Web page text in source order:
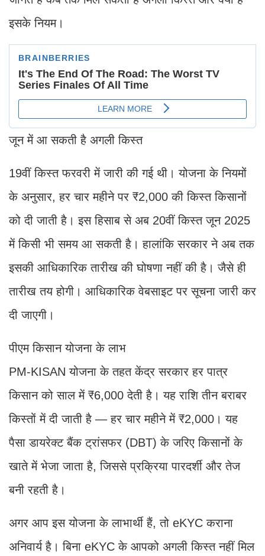
इसके नियम।
जून में आ सकती है अगली किस्त
19वीं किस्त फरवरी में जारी की गई थी। योजना के नियमों
के अनुसार, हर चार महीने पर ₹2,000 की किस्त किसानों
को दी जाती है। इस हिसाब से अब 20वीं किस्त जून 2025
में किसी भी समय आ सकती है। हालांकि सरकार ने अब तक
इसकी आधिकारिक तारीख की घोषणा नहीं की है। जैसे ही
तारीख तय होगी। आधिकारिक वेबसाइट पर सूचना जारी कर
दी जाएगी।
पीएम किसान योजना के लाभ
PM-KISAN योजना के तहत केंद्र सरकार हर पात्र
किसान को साल में ₹6,000 देती है। यह राशि तीन बराबर
किस्तों में दी जाती है — हर चार महीने में ₹2,000। यह
पैसा डायरेक्ट बैंक ट्रांसफर (DBT) के जरिए किसानों के
खाते में भेजा जाता है, जिससे प्रक्रिया पारदर्शी और तेज
बनी रहती है।
अगर आप इस योजना के लाभार्थी हैं, तो eKYC कराना
अनिवार्य है। बिना eKYC के आपको अगली किस्त नहीं मिल